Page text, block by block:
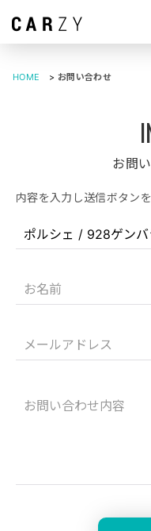
HOME > お問い合わせ
お問
内容を入力し送信ボタン